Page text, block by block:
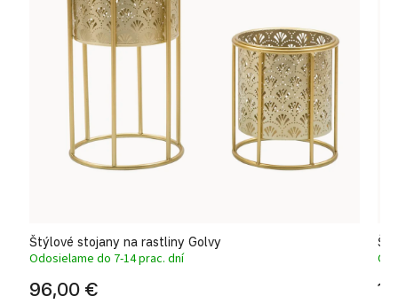
Štýlové stojany na rastliny Golvy
Odosielame do 7-14 prac. dní
96,00 €